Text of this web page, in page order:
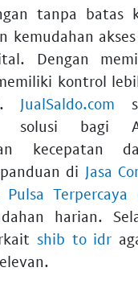
tanpa batas
kemudahan
Dengan
kontrol
JualSaldo.com
solusi bagi
kecepatan
di Jasa
Terpercaya
harian.
shib to idr